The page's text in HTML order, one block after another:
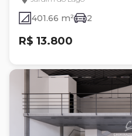
401.66 m² 2
R$ 13.800